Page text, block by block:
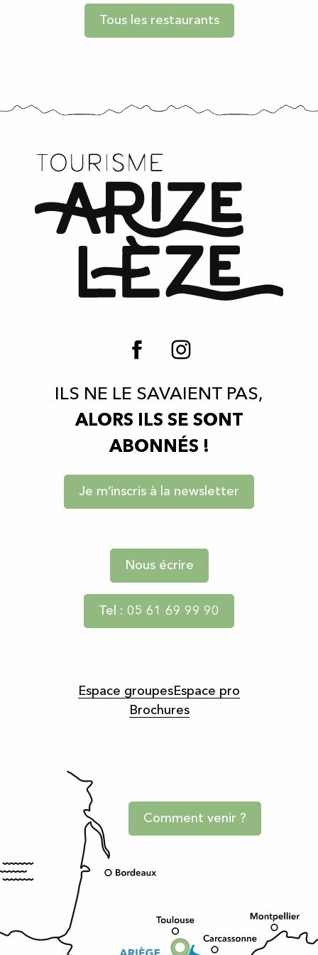
Plaisirs natureTous les restaurants
ILS NE LE SAVAIENT PAS,
ALORS ILS SE SONT
ABONNÉS !
Je m’inscris à la newsletter
Nous écrire
Tel : 05 61 69 99 90
Espace groupesEspace pro
Brochures
Comment venir ?